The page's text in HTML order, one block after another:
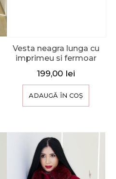
Vesta neagra lunga cu
imprimeu si fermoar
199,00 lei
ADAUGĂ ÎN COȘ